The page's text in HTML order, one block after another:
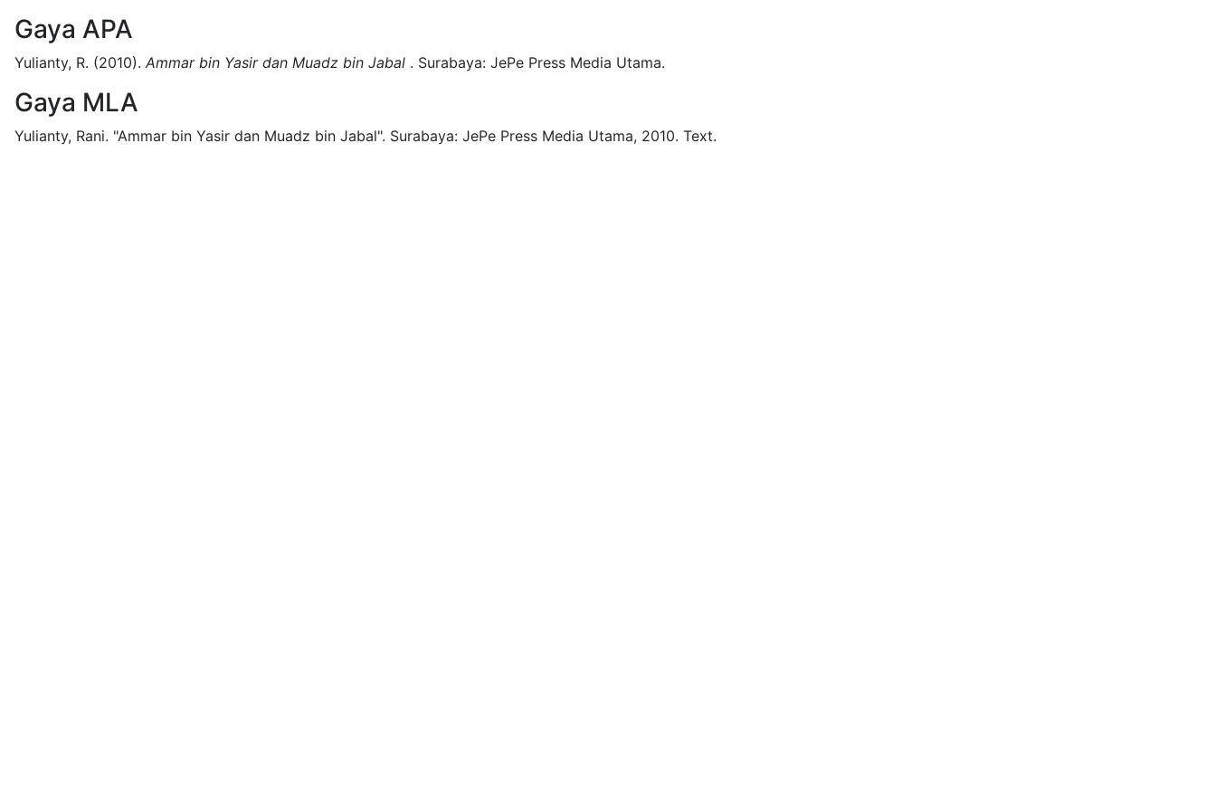
Gaya APA
Yulianty, R. (2010). Ammar bin Yasir dan Muadz bin Jabal . Surabaya: JePe Press Media Utama.
Gaya MLA
Yulianty, Rani. "Ammar bin Yasir dan Muadz bin Jabal". Surabaya: JePe Press Media Utama, 2010. Text.